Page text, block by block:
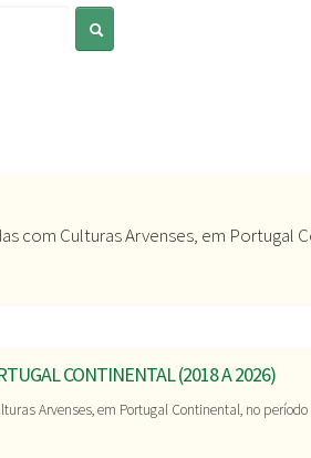
Pesquisar
com Culturas Arvenses, em Portugal
CONTINENTAL (2018 A 2026)
Arvenses, em Portugal Continental, no período